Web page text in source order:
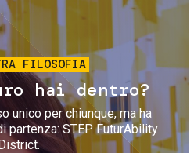
FILOSOFIA
hai dentro?
unico per chiunque, ma ha
partenza: STEP FuturAbility